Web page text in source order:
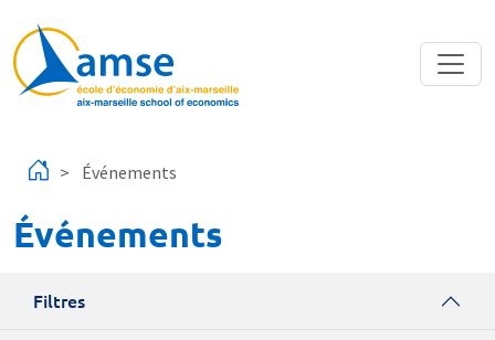
Événements
Événements
Filtres